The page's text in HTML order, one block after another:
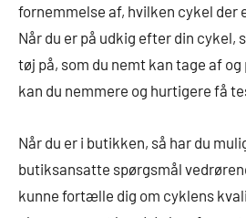
fornemmelse af, hvilken cykel der
Når du er på udkig efter din cykel,
tøj på, som du nemt kan tage af og
kan du nemmere og hurtigere få
Når du er i butikken, så har du
butiksansatte spørgsmål
kunne fortælle dig om cyklens